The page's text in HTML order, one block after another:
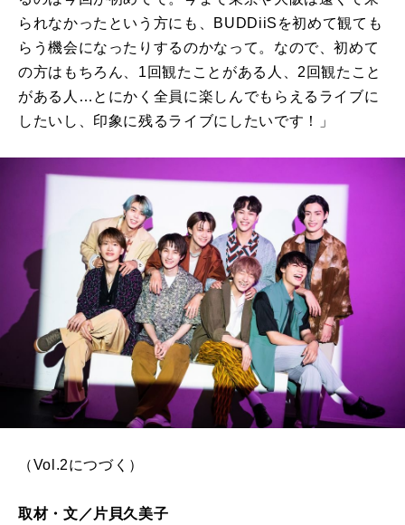
られなかったという方にも、 BUDDiiS を初めて観ても
らう機会になったりするのかなって。なので、初めて
の方はもちろん、 1 回観たことがある人、 2 回観たこと
がある人…とにかく全員に楽しんでもらえるライブに
したいし、印象に残るライブにしたいです！」
（Vol.2につづく）
取材・文／片貝久美子